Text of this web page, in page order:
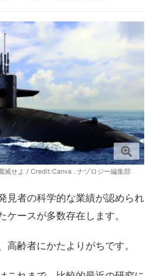
滅せよ / Credit:Canva . ナゾロジー編集部
見者の科学的な業績が認められ
ケースが多数存在します。
高齢者にかたよりがちです。